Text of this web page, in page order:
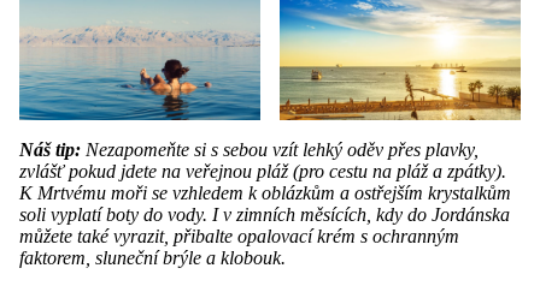
Náš tip: Nezapomeňte si s sebou vzít lehký oděv přes plavky,
zvlášť pokud jdete na veřejnou pláž (pro cestu na pláž a zpátky).
K Mrtvému moři se vzhledem k oblázkům a ostřejším krystalkům
soli vyplatí boty do vody. I v zimních měsících, kdy do Jordánska
můžete také vyrazit, přibalte opalovací krém s ochranným
faktorem, sluneční brýle a klobouk.